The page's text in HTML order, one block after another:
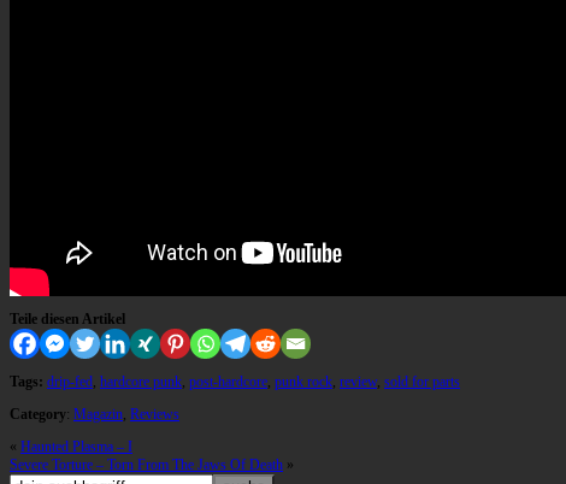
Teile diesen Artikel
Tags: drip-fed, hardcore punk, post-hardcore, punk rock, review, sold for parts
Category: Magazin, Reviews
« Haunted Plasma – I
Severe Torture – Torn From The Jaws Of Death »